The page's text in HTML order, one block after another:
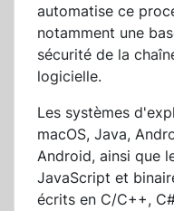
automatise ce
notamment une
sécurité de la
logicielle.
Les systèmes
macOS, Java,
Android, ainsi que
JavaScript et
écrits en C/C++,